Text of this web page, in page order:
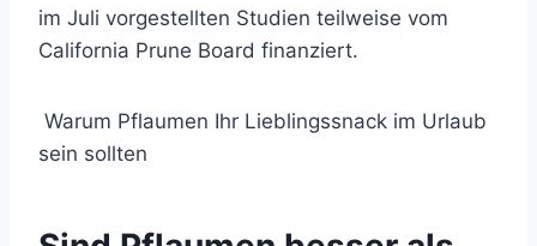
im Juli vorgestellten Studien teilweise vom
California Prune Board finanziert.
Warum Pflaumen Ihr Lieblingssnack im Urlaub
sein sollten